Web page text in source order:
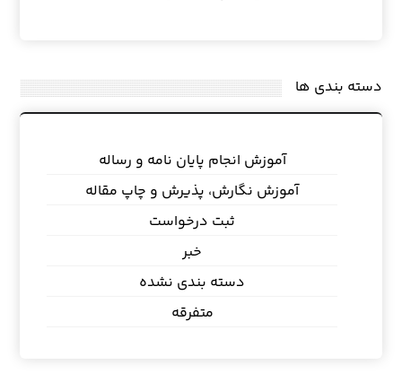
دسته بندی ها
آموزش انجام پایان نامه و رساله
آموزش نگارش، پذیرش و چاپ مقاله
ثبت درخواست
خبر
دسته بندی نشده
متفرقه